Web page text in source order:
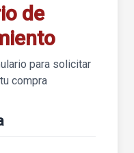
de
para solicitar
compra